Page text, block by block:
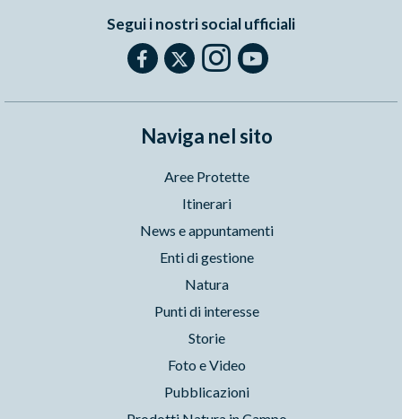
Segui i nostri social ufficiali
Naviga nel sito
Aree Protette
Itinerari
News e appuntamenti
Enti di gestione
Natura
Punti di interesse
Storie
Foto e Video
Pubblicazioni